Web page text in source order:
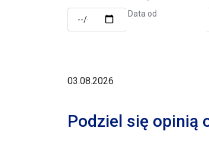
Data od
03.08.2026
Podziel się opinią